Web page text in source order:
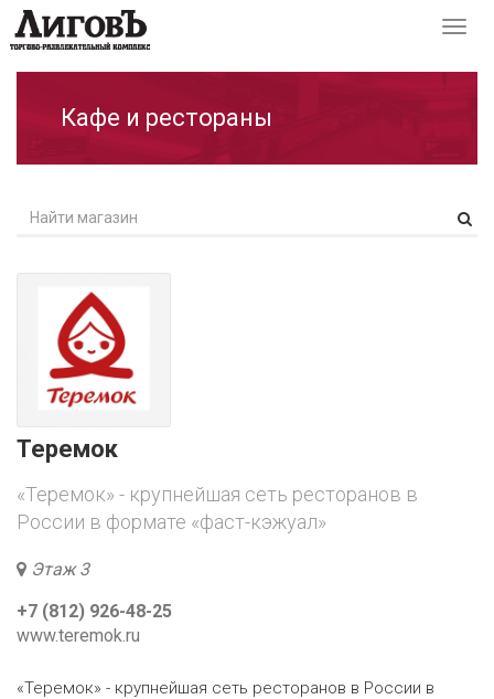
Кафе и рестораны
Теремок
«Теремок» - крупнейшая сеть ресторанов в
России в формате «фаст-кэжуал»
Этаж 3
+7 (812) 926-48-25
www.teremok.ru
«Теремок» - крупнейшая сеть ресторанов в России в